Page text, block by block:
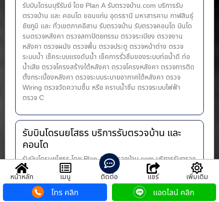
รับบินโดรนบุรีรัมย์ โดย Plan A รับตรวจบ้าน.com บริการรับ
ตรวจบ้าน และ คอนโด ขอนแก่น อุดรธานี มหาสารคาม กาฬสินธุ์
ชัยภูมิ และ ทั่วเขตภาคอีสาน รับตรวจบ้าน รับตรวจคอนโด บินโด
รนตรวจหลังคา ตรวจสถาปัตยกรรม ตรวจระเบียง ตรวจงาน
หลังคา ตรวจผนัง ตรวจพื้น ตรวจประตู ตรวจหน้าต่าง​ ตรวจ
ระบบน้ำ เช็คระบบแรงดันน้ำ เช็คการรั่วซึมของระบบท่อน้ำ​ดี ท่อ
น้ำ​เสีย ตรวจโครงสร้างใต้หลังคา ตรวจโครงหลังคา ตรวจการติด
ตั้งกระเบื้องหลังคา ตรวจระบบระบายอากาศใต้หลังคา ตรวจ
Wiring ตรวจวัดความชื้น หรือ คราบน้ำซึม ตรวจระบบไฟฟ้า
ตรวจ C
รับบินโดรนยโสธร บริการรับตรวจบ้าน และ
คอนโด
รับบินโดรนยโสธร โดย Plan A รับตรวจบ้าน.com บริการรับตรวจ
บ้าน และ คอนโด ขอนแก่น อุดรธานี มหาสารคาม กาฬสินธุ์
ชัยภูมิ และ ทั่วเขตภาคอีสาน รับตรวจบ้าน รับตรวจคอนโด บินโด
รนตรวจหลังคา ตรวจสถาปัตยกรรม ตรวจระเบียง ตรวจงาน
หลังคา ตรวจผนัง ตรวจพื้น ตรวจประตู ตรวจหน้าต่าง​ ตรวจ
หน้าหลัก เมนู ติดต่อ แชร์ เพิ่มเติม
โทร คลิก แอดไลน์ คลิก